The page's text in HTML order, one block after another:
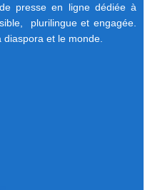
presse en ligne dédiée à
plurilingue et engagée.
et le monde.